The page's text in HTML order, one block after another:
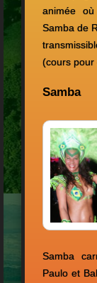
animée
Samba de
(cours pour
Samba
Samba
Paulo et